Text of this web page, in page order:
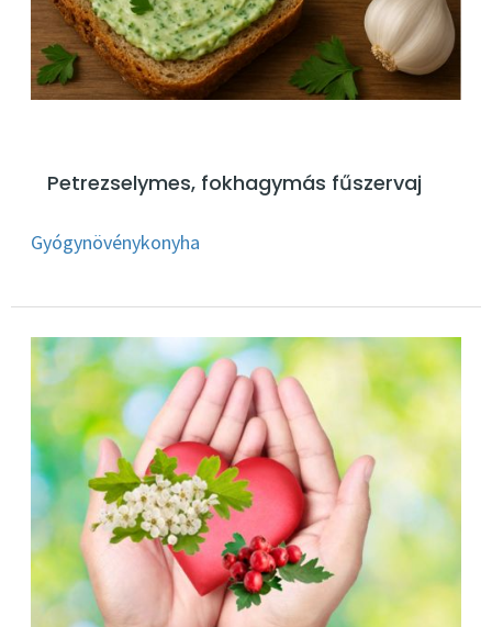
Petrezselymes, fokhagymás fűszervaj
Gyógynövénykonyha